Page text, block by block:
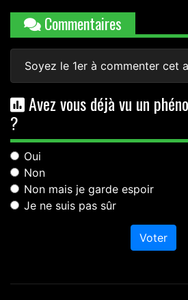
Commentaires
Soyez le 1er à commenter cet
Avez vous déjà vu un
?
Oui
Non
Non mais je garde espoir
Je ne suis pas sûr
Voter